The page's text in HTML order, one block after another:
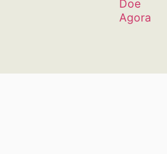
Doe
Agora